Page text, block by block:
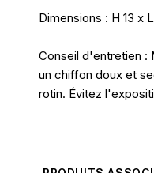
Dimensions : H 13 x
Conseil d'entretien :
un chiffon doux et
rotin. Évitez